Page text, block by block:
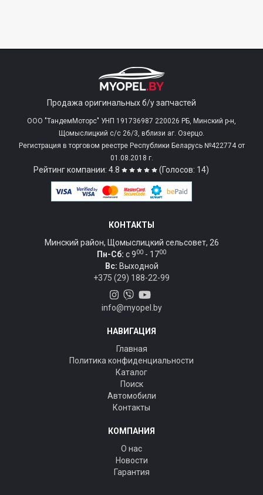
Продажа оригинальных б/у запчастей
ООО "ТандемМоторс" УНП 191736987 220026 РБ, Минский р-н,
Щомыслицкий с/c 26/3, вблизи аг. Озерцо.
Регистрация в торговом реестре Республики Беларусь №422774 от
01.08.2018 г.
Рейтинг компании: 4.8 (Голосов: 14)
КОНТАКТЫ
Минский район, Щомыслицкий сельсовет, 26
Пн-Сб: c 900 - 1700
Вс: Выходной
+375 (29) 188-22-99
info@myopel.by
НАВИГАЦИЯ
Главная
Политика конфиденциальности
Каталог
Поиск
Автомобили
Контакты
КОМПАНИЯ
О нас
Новости
Гарантия